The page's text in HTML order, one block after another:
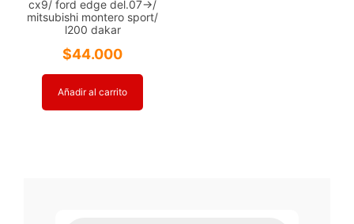
cx9/ ford edge del.07->/
mitsubishi montero sport/
l200 dakar
$44.000
Añadir al carrito